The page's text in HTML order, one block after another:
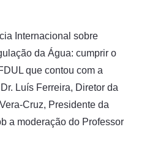
Internacional sobre
da Água: cumprir o
que contou com a
Luís Ferreira, Diretor da
Cruz, Presidente da
a moderação do Professor